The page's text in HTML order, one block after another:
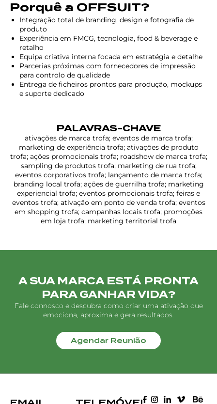
Porquê a OFFSUIT?
Integração total de branding, design e fotografia de
produto
Experiência em FMCG, tecnologia, food & beverage e
retalho
Equipa criativa interna focada em estratégia e detalhe
Parcerias próximas com fornecedores de impressão
para controlo de qualidade
Entrega de ficheiros prontos para produção, mockups
e suporte dedicado
PALAVRAS-CHAVE
ativações de marca trofa; eventos de marca trofa;
marketing de experiência trofa; ativações de produto
trofa; ações promocionais trofa; roadshow de marca trofa;
sampling de produtos trofa; marketing de rua trofa;
eventos corporativos trofa; lançamento de marca trofa;
branding local trofa; ações de guerrilha trofa; marketing
experiencial trofa; eventos promocionais trofa; feiras e
eventos trofa; ativação em ponto de venda trofa; eventos
em shopping trofa; campanhas locais trofa; promoções
em loja trofa; marketing territorial trofa
A SUA MARCA ESTÁ PRONTA
PARA GANHAR VIDA?
Fale connosco e descubra como criar uma ativação que
emociona, aproxima e gera resultados.
Agendar Reunião